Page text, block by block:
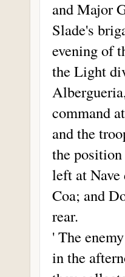
and Major
Slade's
evening of
the Light
command
and the
the
left at Nave
Coa; and
rear.
' The
in the